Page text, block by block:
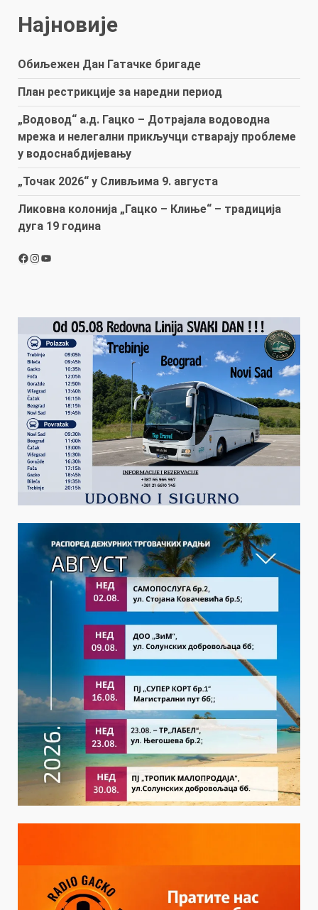
Најновије
Обиљежен Дан Гатачке бригаде
План рестрикције за наредни период
„Водовод“ а.д. Гацко – Дотрајала водоводна
мрежа и нелегални прикључци стварају проблеме
у водоснабдијевању
„Точак 2026“ у Сливљима 9. августа
Ликовна колонија „Гацко – Клиње“ – традиција
дуга 19 година
Facebook
Instagram
YouTube